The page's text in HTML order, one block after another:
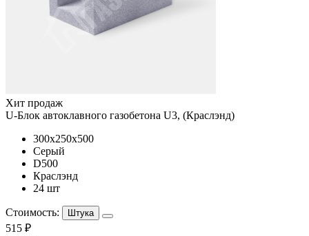
Хит продаж
U-Блок автоклавного газобетона U3, (Краслэнд)
300x250x500
Серый
D500
Краслэнд
24 шт
Стоимость: Штука
515 ₽